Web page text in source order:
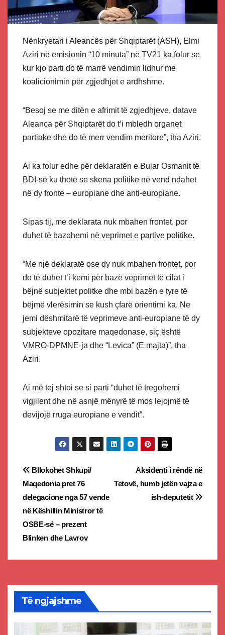
Nënkryetari i Aleancës për Shqiptarët (ASH), Elmi
Aziri në emisionin “10 minuta” në TV21 ka folur se
kur kjo parti do të marrë vendimin lidhur me
koalicionimin për zgjedhjet e ardhshme.
“Besoj se me ditën e afrimit të zgjedhjeve, datave
Aleanca për Shqiptarët do t’i mbledh organet
partiake dhe do të merr vendim meritore”, tha Aziri.
Ai ka folur edhe për deklaratën e Bujar Osmanit të
BDI-së ku thotë se skena politike në vend ndahet
në dy fronte – europiane dhe anti-europiane.
Sipas tij, me deklarata nuk mbahen frontet, por
duhet të bazohemi në veprimet e partive politike.
“Me një deklaratë ose dy nuk mbahen frontet, por
do të duhet t’i kemi për bazë veprimet të cilat i
bëjnë subjektet politke dhe mbi bazën e tyre të
bëjmë vlerësimin se kush çfarë orientimi ka. Ne
jemi dëshmitarë të veprimeve anti-europiane të dy
subjekteve opozitare maqedonase, siç është
VMRO-DPMNE-ja dhe “Levica” (E majta)”, tha
Aziri.
Ai më tej shtoi se si parti “duhet të tregohemi
vigjilent dhe në asnjë mënyrë të mos lejojmë të
devijojë rruga europiane e vendit”.
Post
navigation
Aksidenti i rëndë në
Tetovë, humb jetën vajza e
ish-deputetit
Bllokohet Shkupi/
Maqedonia pret 76
delegacione nga 57 vende
në Këshillin Ministror të
OSBE-së – prezent
Blinken dhe Lavrov
Të ngjajshme